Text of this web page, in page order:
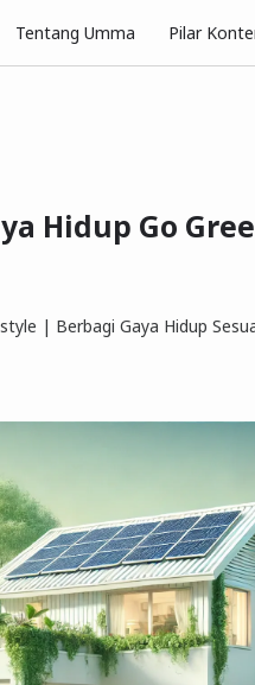
Tentang Umma Pilar
Hidup Go
| Berbagi Gaya Hidup